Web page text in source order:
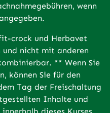
wenn
crock und Herbavet
und nicht mit anderen
** Wenn Sie
können Sie für den
Tag der Freischaltung
Inhalte und